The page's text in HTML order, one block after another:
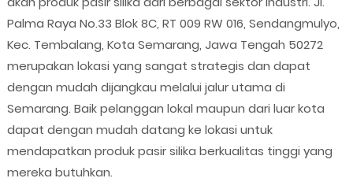
Palma Raya No.33 Blok 8C, RT 009 RW 016, Sendangmulyo,
Kec. Tembalang, Kota Semarang, Jawa Tengah 50272
merupakan lokasi yang sangat strategis dan dapat
dengan mudah dijangkau melalui jalur utama di
Semarang. Baik pelanggan lokal maupun dari luar kota
dapat dengan mudah datang ke lokasi untuk
mendapatkan produk pasir silika berkualitas tinggi yang
mereka butuhkan.